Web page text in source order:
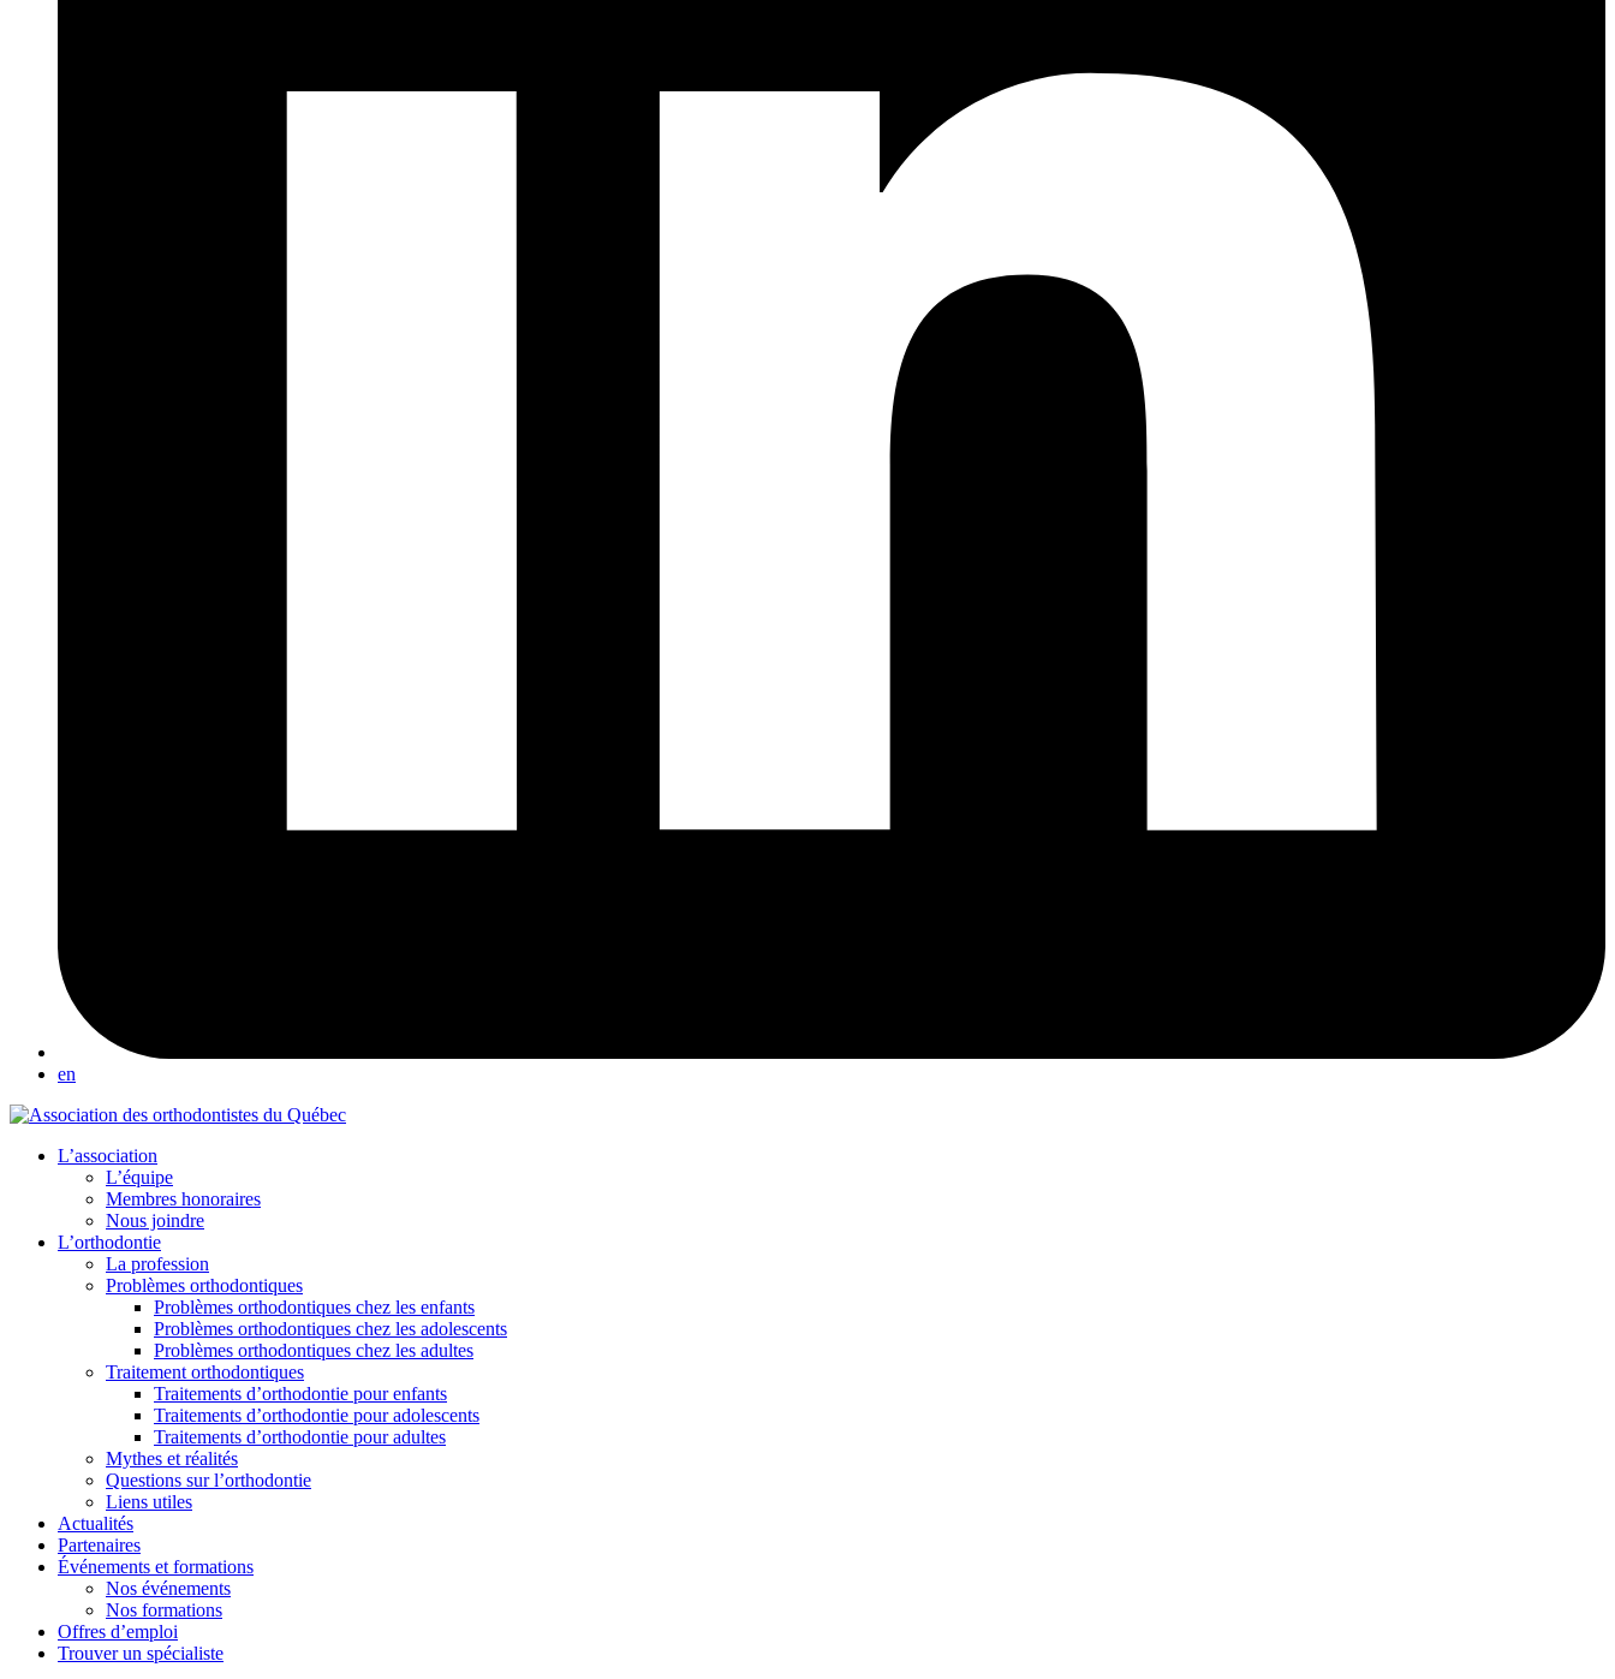
en
L’association
L’équipe
Membres honoraires
Nous joindre
L’orthodontie
La profession
Problèmes orthodontiques
Problèmes orthodontiques chez les enfants
Problèmes orthodontiques chez les adolescents
Problèmes orthodontiques chez les adultes
Traitement orthodontiques
Traitements d’orthodontie pour enfants
Traitements d’orthodontie pour adolescents
Traitements d’orthodontie pour adultes
Mythes et réalités
Questions sur l’orthodontie
Liens utiles
Actualités
Partenaires
Événements et formations
Nos événements
Nos formations
Offres d’emploi
Trouver un spécialiste